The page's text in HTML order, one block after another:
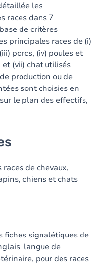
les
races dans 7
de critères
principales races de (i)
porcs, (iv) poules et
et (vii) chat utilisés
production ou de
sont choisies en
le plan des effectifs,
de chevaux,
chiens et chats
fiches signalétiques de
langue de
pour des races